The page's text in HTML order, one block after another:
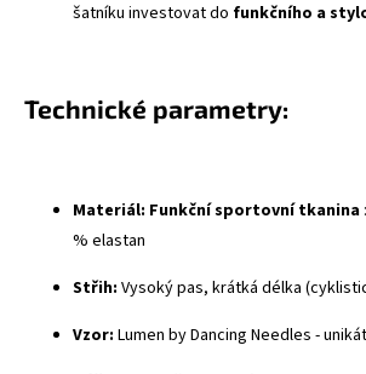
šatníku investovat do funkčního a
Technické parametry:
Materiál: Funkční sportovní tkanina
% elastan
Střih: Vysoký pas, krátká délka
Vzor: Lumen by Dancing Needles -